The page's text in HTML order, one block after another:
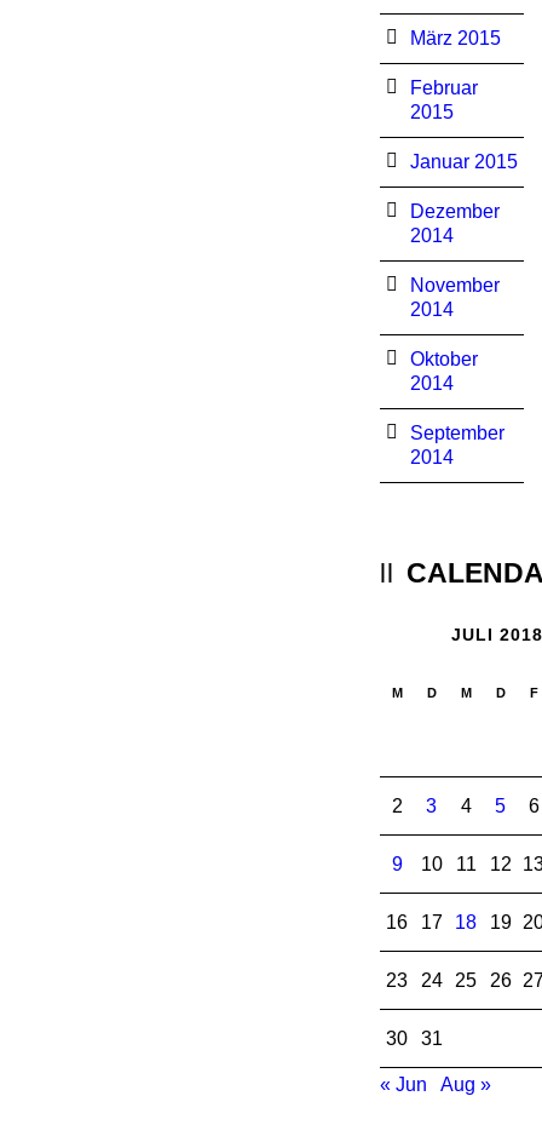
März 2015
Februar
2015
Januar 2015
Dezember
2014
November
2014
Oktober
2014
September
2014
JULI
M D M D F
2 3 4 5 6
9 10 11 12
16 17 18 19
23 24 25 26
30 31
« Jun Aug »